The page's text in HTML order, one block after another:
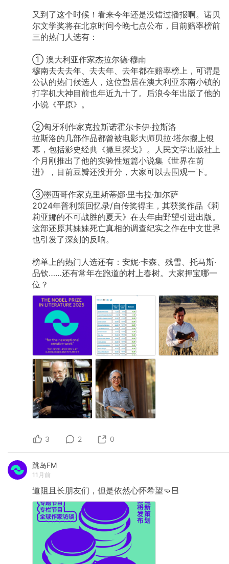
又到了这个时候！看来今年还是没错过播报啊。诺贝
尔文学奖将在北京时间今晚七点公布，目前赔率榜前
三的热门人选有：
① 澳大利亚作家杰拉尔德·穆南
穆南去去去年、去去年、去年都在赔率榜上，可谓是
公认的热门候选人，这位蛰居在澳大利亚东南小镇的
打字机大神目前也年近九十了。后浪今年出版了他的
小说《平原》。
②匈牙利作家克拉斯诺霍尔卡伊·拉斯洛
拉斯洛的几部作品都曾被电影大师贝拉·塔尔搬上银
幕，包括影史经典《撒旦探戈》。人民文学出版社上
个月刚推出了他的实验性短篇小说集《世界在前
进》，目前豆瓣还没开分，大家可以去围观一下。
③墨西哥作家克里斯蒂娜·里韦拉·加尔萨
2024年普利策回忆录/自传奖得主，其获奖作品《莉
莉亚娜的不可战胜的夏天》在去年由野望引进出版。
这部还原其妹妹死亡真相的调查纪实之作在中文世界
也引发了深刻的反响。
榜单上的热门人选还有：安妮·卡森、残雪、托马斯·
品钦……还有常年在跑道的村上春树。大家押宝哪一
位？
3 2 0
跳岛FM
11月前
道阻且长朋友们，但是依然心怀希望👊🏻